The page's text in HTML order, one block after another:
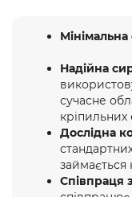
Надійна
сучасне
кріпильних
Дослідна
займається
Співпраця